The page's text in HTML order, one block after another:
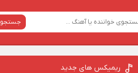
جستجو
ریمیکس‌ های جدید